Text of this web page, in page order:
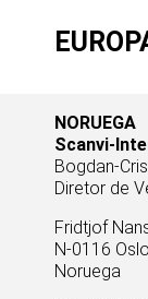
NORUEGA
Scanvi-
Bogdan-
Diretor de
Fridtjof
N-0116 Oslo
Noruega